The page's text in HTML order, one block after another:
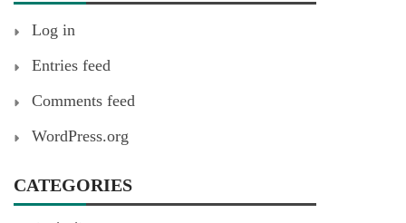
Log in
Entries feed
Comments feed
WordPress.org
CATEGORIES